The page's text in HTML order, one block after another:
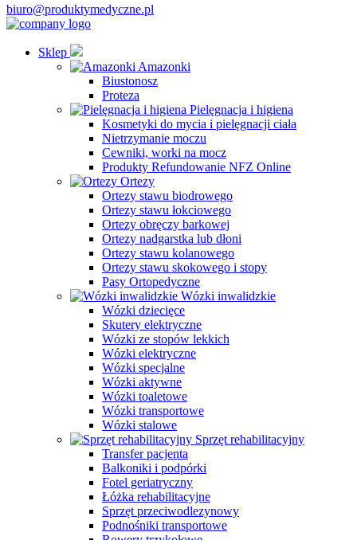
biuro@produktymedyczne.pl
Sklep
Amazonki
Biustonosz
Proteza
Pielęgnacja i higiena
Kosmetyki do mycia i pielęgnacji ciała
Nietrzymanie moczu
Cewniki, worki na mocz
Produkty Refundowanie NFZ Online
Ortezy
Ortezy stawu biodrowego
Ortezy stawu łokciowego
Ortezy obręczy barkowej
Ortezy nadgarstka lub dłoni
Ortezy stawu kolanowego
Ortezy stawu skokowego i stopy
Pasy Ortopedyczne
Wózki inwalidzkie
Wózki dziecięce
Skutery elektryczne
Wózki ze stopów lekkich
Wózki elektryczne
Wózki specjalne
Wózki aktywne
Wózki toaletowe
Wózki transportowe
Wózki stalowe
Sprzęt rehabilitacyjny
Transfer pacjenta
Balkoniki i podpórki
Fotel geriatryczny
Łóżka rehabilitacyjne
Sprzęt przeciwodlezynowy
Podnośniki transportowe